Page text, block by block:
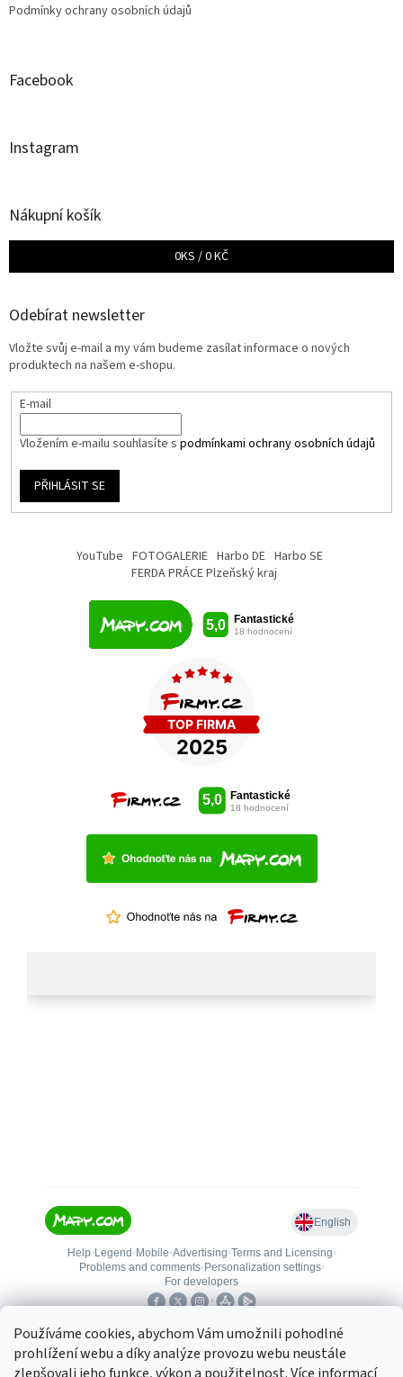
Používáme cookies, abychom Vám umožnili pohodlné
prohlížení webu a díky analýze provozu webu neustále
Podmínky ochrany osobních údajů
Facebook
Instagram
Nákupní košík
0KS /0 KČ
Odebírat newsletter
Vložte svůj e-mail a my vám budeme zasílat informace o nových
produktech na našem e-shopu.
E-mail
Vložením e-mailu souhlasíte s podmínkami ochrany osobních údajů
PŘIHLÁSIT SE
YouTube FOTOGALERIE Harbo DE Harbo SE
FERDA PRÁCE Plzeňský kraj